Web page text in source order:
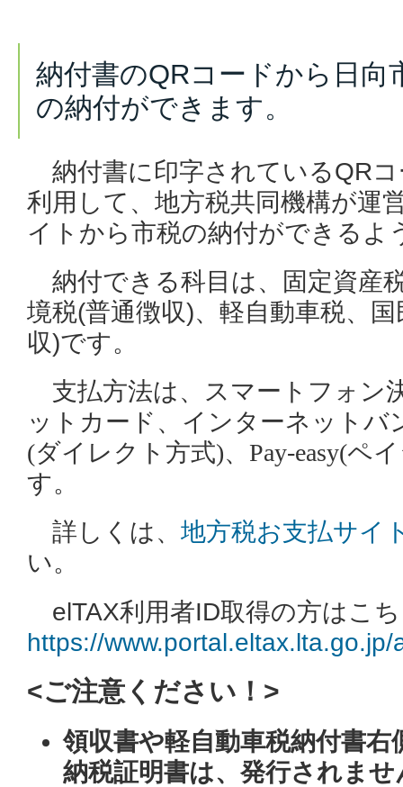
納付書のQRコードから日向
の納付ができます。
納付書に印字されているQR
利用して、 地方税共同機構が運
イトから市税の納付ができるよ
納付できる科目は、固定資産
境税(普通徴収)、軽自動車税、
収)です。
支払方法は、スマートフォン
ットカード、 インターネットバ
(ダイレクト方式)、 Pay-easy(ペ
す。
詳しくは、 地方税お支払サイ
い。
elTAX利用者ID取得の方はこ
https://
<ご注意ください！>
領収書や軽自動車税納付書右
納税証明書は、発行されま